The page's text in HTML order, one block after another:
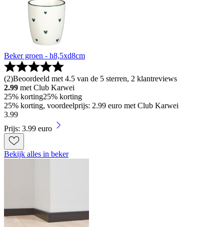
Beker groen - h8,5xd8cm
(2)Beoordeeld met 4.5 van de 5 sterren, 2 klantreviews
2.99 met Club Karwei
25% korting25% korting
25% korting, voordeelprijs: 2.99 euro met Club Karwei
3.99
Prijs: 3.99 euro
Bekijk alles in beker